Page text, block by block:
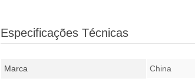
Especificações Técnicas
Marca China